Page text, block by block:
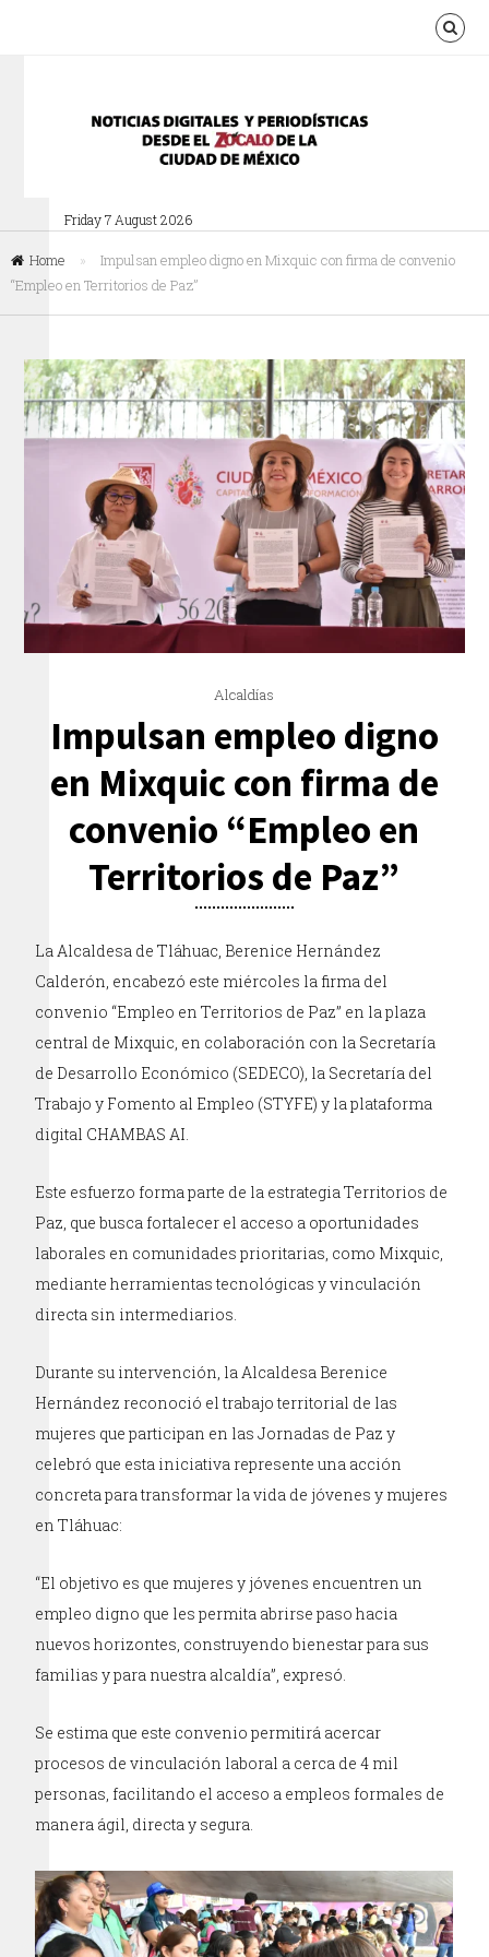
Friday 7 August 2026
Home »
Impulsan empleo digno en Mixquic con firma de convenio
“Empleo en Territorios de Paz”
Alcaldías
Impulsan empleo digno
en Mixquic con firma de
convenio “Empleo en
Territorios de Paz”
La Alcaldesa de Tláhuac, Berenice Hernández
Calderón, encabezó este miércoles la firma del
convenio “Empleo en Territorios de Paz” en la plaza
central de Mixquic, en colaboración con la Secretaría
de Desarrollo Económico (SEDECO), la Secretaría del
Trabajo y Fomento al Empleo (STYFE) y la plataforma
digital CHAMBAS AI.
Este esfuerzo forma parte de la estrategia Territorios de
Paz, que busca fortalecer el acceso a oportunidades
laborales en comunidades prioritarias, como Mixquic,
mediante herramientas tecnológicas y vinculación
directa sin intermediarios.
Durante su intervención, la Alcaldesa Berenice
Hernández reconoció el trabajo territorial de las
mujeres que participan en las Jornadas de Paz y
celebró que esta iniciativa represente una acción
concreta para transformar la vida de jóvenes y mujeres
en Tláhuac:
“El objetivo es que mujeres y jóvenes encuentren un
empleo digno que les permita abrirse paso hacia
nuevos horizontes, construyendo bienestar para sus
familias y para nuestra alcaldía”, expresó.
Se estima que este convenio permitirá acercar
procesos de vinculación laboral a cerca de 4 mil
personas, facilitando el acceso a empleos formales de
manera ágil, directa y segura.